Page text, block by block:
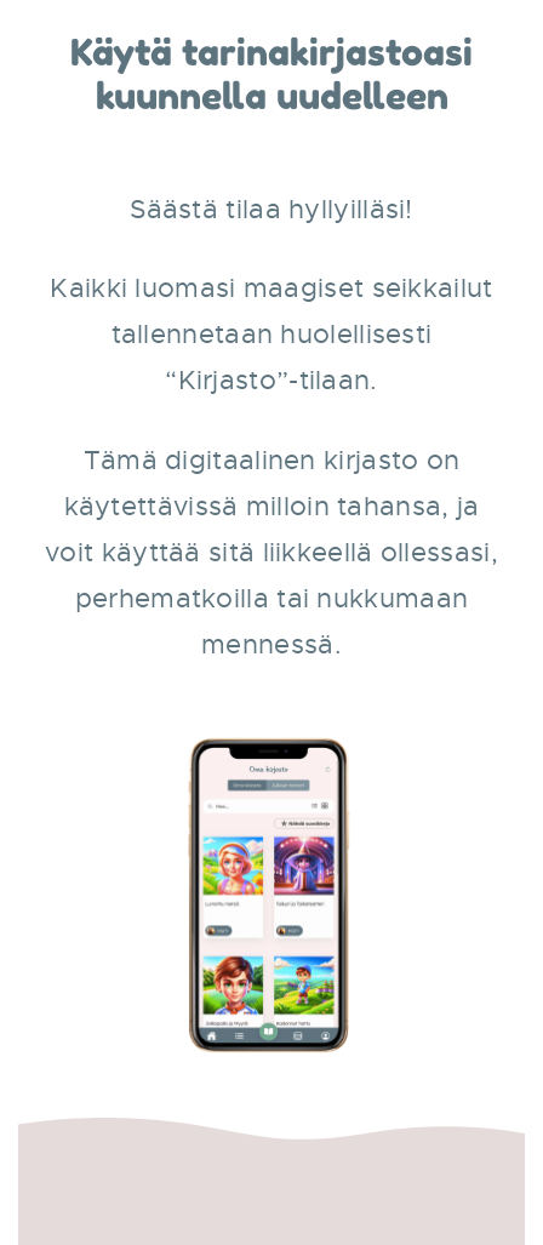
Käytä tarinakirjastoasi
kuunnella uudelleen
Säästä tilaa hyllyilläsi!
Kaikki luomasi maagiset seikkailut
tallennetaan huolellisesti
“Kirjasto”-tilaan.
Tämä digitaalinen kirjasto on
käytettävissä milloin tahansa, ja
voit käyttää sitä liikkeellä ollessasi,
perhematkoilla tai nukkumaan
mennessä.